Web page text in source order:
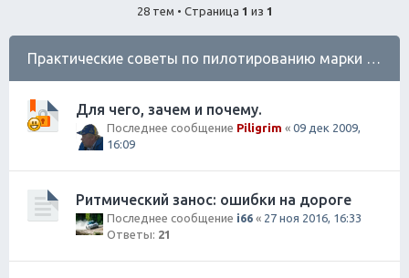
28 тем • Страница 1 из 1
Практические советы по пилотированию марки Субару
Для чего, зачем и почему.
Последнее сообщение Piligrim « 09 дек 2009,
16:09
Ритмический занос: ошибки на дороге
Последнее сообщение i66 « 27 ноя 2016, 16:33
Ответы: 21